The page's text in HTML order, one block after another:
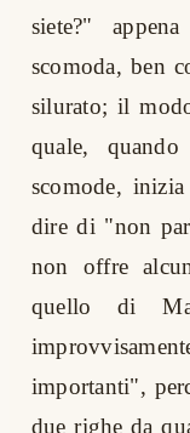
siete?"
scomoda, ben
silurato; il
quale,
scomode,
dire di "non
non offre
quello di
importanti",
due righe da